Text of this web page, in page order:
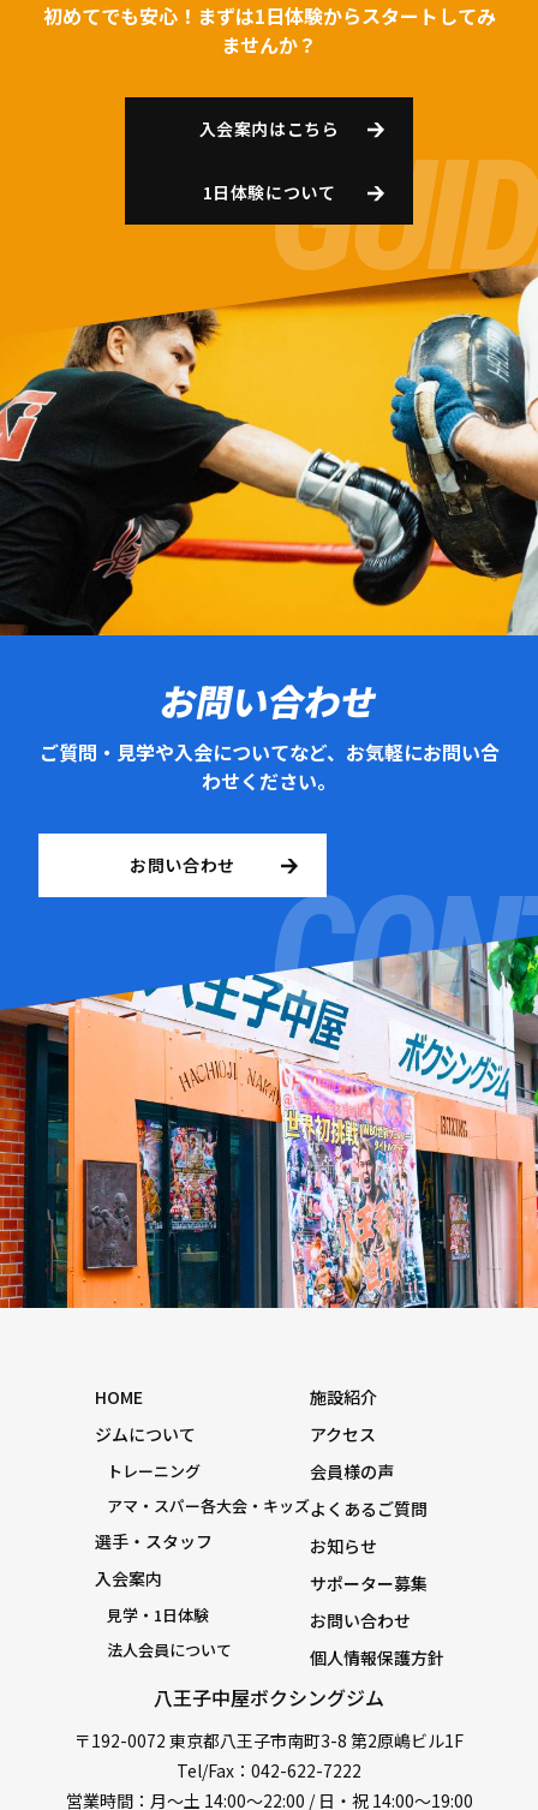
初めてでも安心！まずは1日体験からスタートしてみ
ませんか？
入会案内はこちら
1日体験について
お問い合わせ
ご質問・見学や入会についてなど、お気軽にお問い合
わせください。
お問い合わせ
八王子中屋ボクシングジム
〒192-0072 東京都八王子市南町3-8 第2原嶋ビル1F
Tel/Fax：042-622-7222
営業時間：月〜土 14:00〜22:00 / 日・祝 14:00〜19:00
HOME
ジムについて
トレーニング
アマ・スパー各大会・キッズ
選手・スタッフ
入会案内
見学・1日体験
法人会員について
施設紹介
アクセス
会員様の声
よくあるご質問
お知らせ
サポーター募集
お問い合わせ
個人情報保護方針